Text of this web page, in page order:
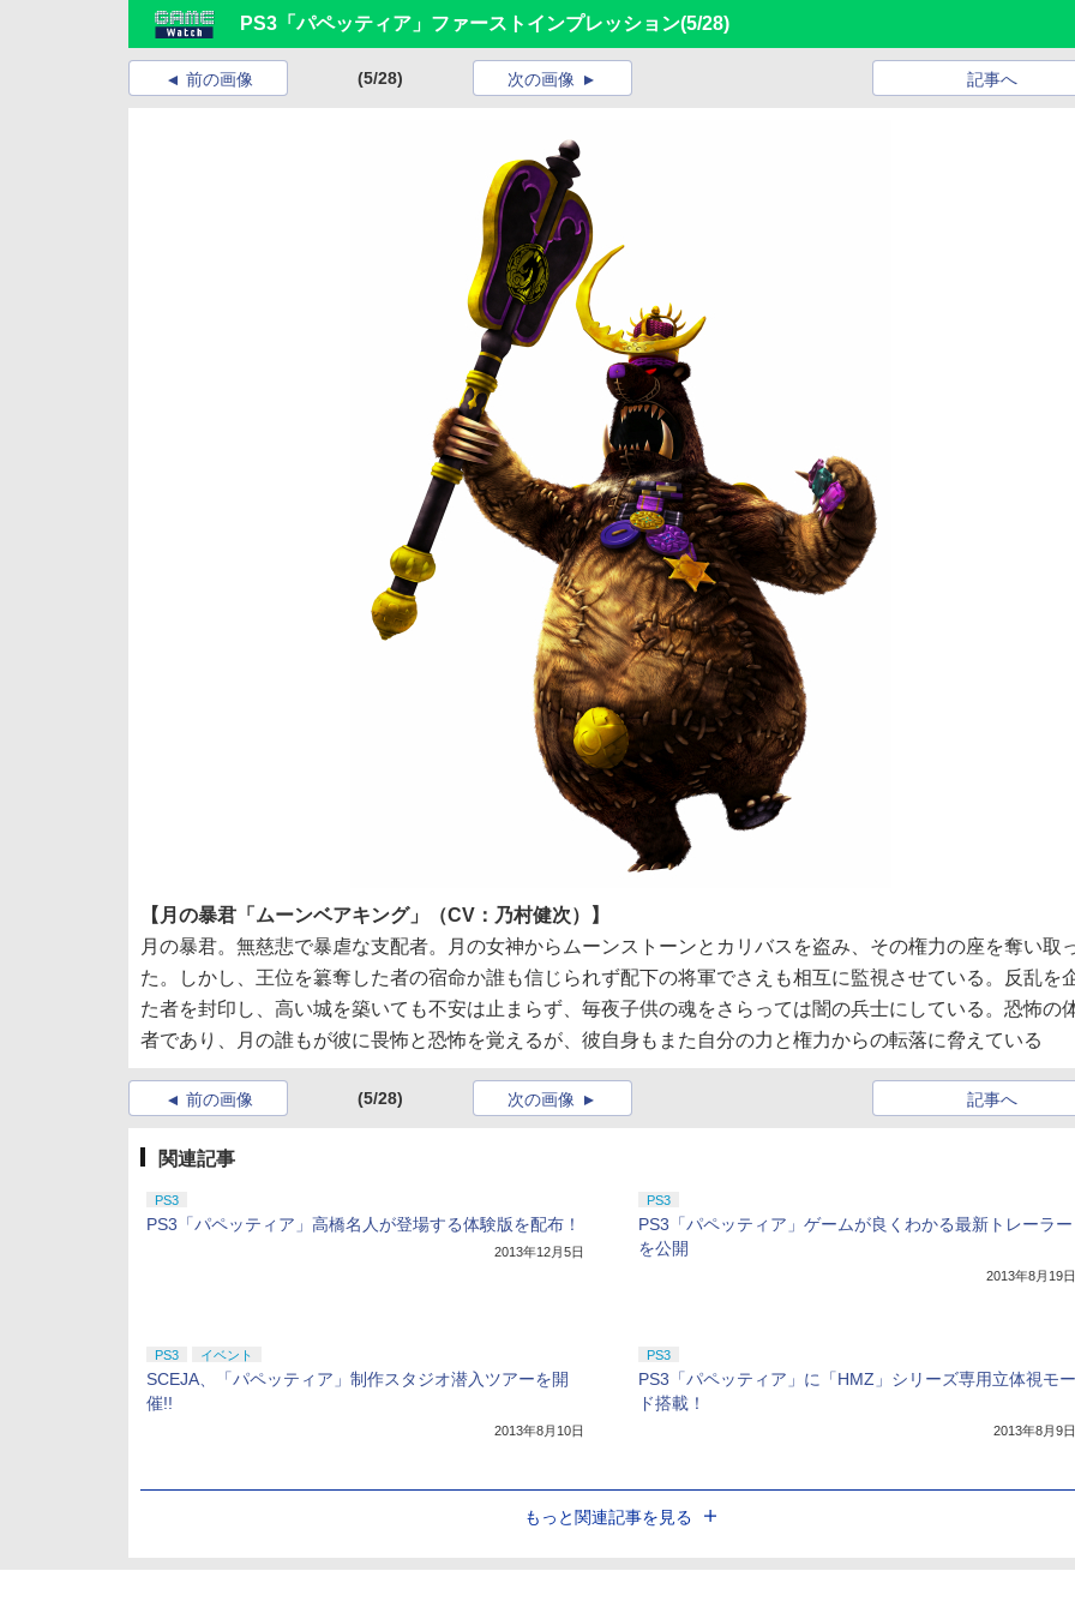
PS3「パペッティア」ファーストインプレッション(5/28)
前の画像 (5/28) 記事へ
次の画像
【月の暴君「ムーンベアキング」（CV：乃村健次）】
月の暴君。無慈悲で暴虐な支配者。月の女神からムーンストーンとカリバスを盗み、その権力の座を奪い取
た。しかし、王位を簒奪した者の宿命か誰も信じられず配下の将軍でさえも相互に監視させている。反乱を
た者を封印し、高い城を築いても不安は止まらず、毎夜子供の魂をさらっては闇の兵士にしている。恐怖の
者であり、月の誰もが彼に畏怖と恐怖を覚えるが、彼自身もまた自分の力と権力からの転落に脅えている
前の画像 (5/28) 記事へ
次の画像
関連記事
PS3
PS3「パペッティア」高橋名人が登場する体験版を配布！
2013年12月5日
PS3
PS3「パペッティア」ゲームが良くわかる最新トレーラー
を公開
2013年8月19日
PS3 イベント
SCEJA、「パペッティア」制作スタジオ潜入ツアーを開
催!!
2013年8月10日
PS3
PS3「パペッティア」に「HMZ」シリーズ専用立体視モー
ド搭載！
2013年8月9日
もっと関連記事を見る